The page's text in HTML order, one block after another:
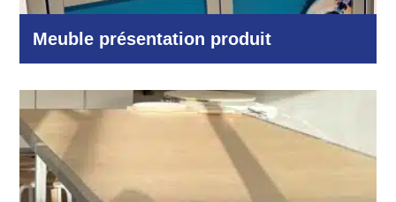
Meuble présentation produit
Autres domaines